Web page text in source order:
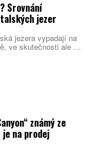
Srovnání
jezer
jezera vypadají na
ve skutečnosti ale cílí
staví na eleganci,
Garda je větší,
známý ze
na prodej